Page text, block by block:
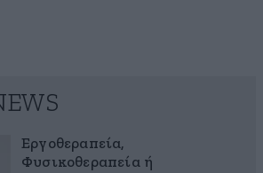
Εργοθεραπεία,
Φυσικοθεραπεία ή